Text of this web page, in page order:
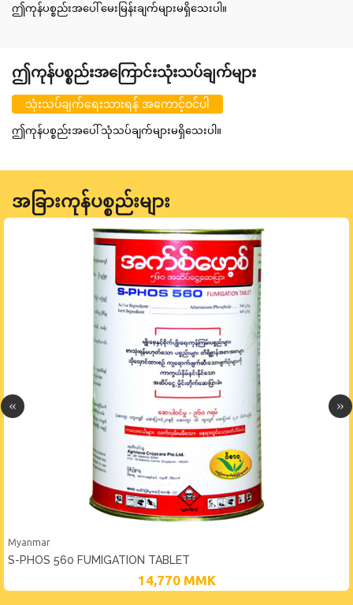
ဤကုန်ပစ္စည်းအပေါ် မေးမြန်းချက်များမရှိသေးပါ။
ဤကုန်ပစ္စည်းအကြောင်းသုံးသပ်ချက်များ
သုံးသပ်ချက်ရေးသားရန် အကောင့်ဝင်ပါ
ဤကုန်ပစ္စည်းအပေါ် သုံသပ်ချက်များမရှိသေးပါ။
အခြားကုန်ပစ္စည်းများ
Myanmar
S-PHOS 560 FUMIGATION TABLET
14,770 MMK